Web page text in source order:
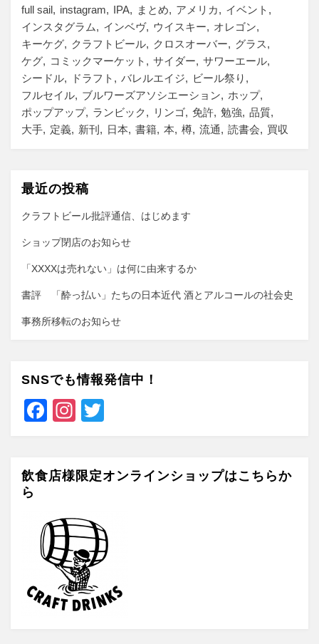
full sail
instagram IPA まとめ アメリカ
イベント
インスタグラム
インベヴ ウイスキー
オレゴン
キーケグ
クラフトビール クロスオーバー
グラス
ケグ
コミックマーケット サイダー
サワーエール
シードル
ドラフト バレルエイジ
ビール祭り
フルセイル
ブルワーズアソシエーション
ホップ
ポップアップ
ランビック リンゴ 免許 勉強
品質
大手
定義 新刊 日本 書籍 本 樽 流通 読書会 買収
最近の投稿
クラフトビール批評通信、はじめます
ショップ閉店のお知らせ
「XXXXは売れない」は何に由来するか
書評 「酔っ払い」たちの日本近代 酒とアルコールの社会史
事務所移転のお知らせ
SNSでも情報発信中！
F
e
o
o
k
In
gr
m
er
飲食店様限定オンラインショップはこちらか
ら